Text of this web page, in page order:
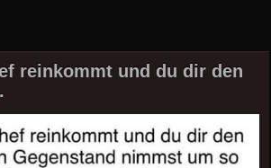
reinkommt und du dir den